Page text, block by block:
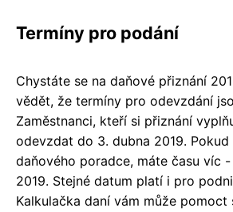
Termíny pro podání
Chystáte se na daňové přiznání
vědět, že termíny pro odevzdání
Zaměstnanci, kteří si přiznání
odevzdat do 3. dubna 2019.
daňového poradce, máte času víc
2019. Stejné datum platí i pro
Kalkulačka daní vám může